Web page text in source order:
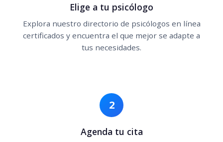
Elige a tu psicólogo
Explora nuestro directorio de psicólogos en línea
certificados y encuentra el que mejor se adapte a
tus necesidades.
2
Agenda tu cita